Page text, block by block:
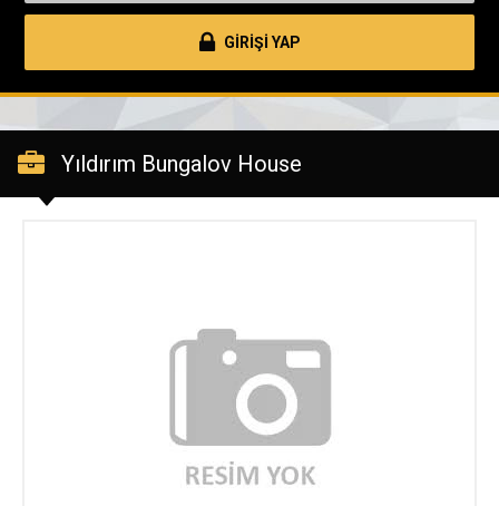
GİRİŞİ YAP
Yıldırım Bungalov House